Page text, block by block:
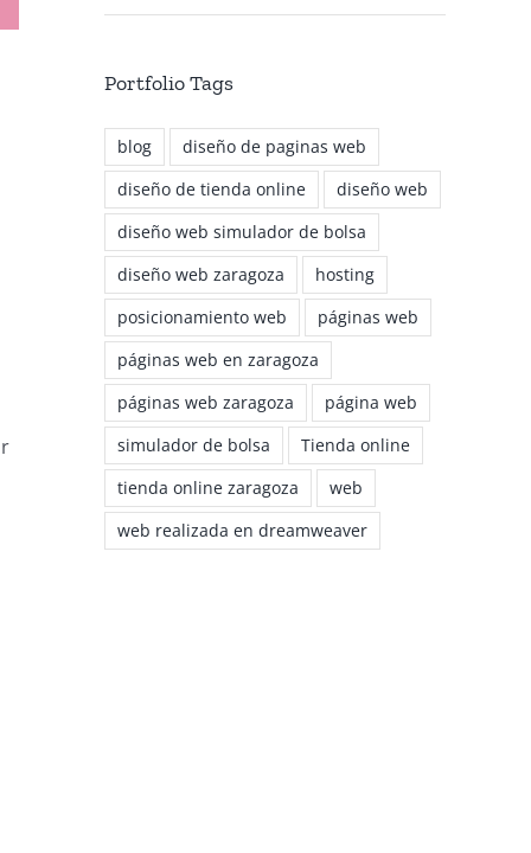
Portfolio Tags
blog
diseño de paginas web
diseño de tienda online
diseño web
diseño web simulador de bolsa
diseño web zaragoza
hosting
posicionamiento web
páginas web
páginas web en zaragoza
páginas web zaragoza
página web
simulador de bolsa
Tienda online
tienda online zaragoza
web
web realizada en dreamweaver